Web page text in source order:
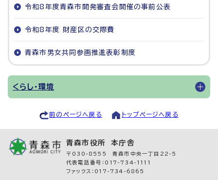
令和8年度青森市開発審査会開催の事前公表
令和8年度 財産区の交際費
青森市男女共同参画推進表彰制度
くらし・環境
前のページへ戻る トップページへ戻る
青森市役所 本庁舎
〒030-8555 青森市中央一丁目22-5
代表電話番号：017-734-1111
ファックス：017-734-6865